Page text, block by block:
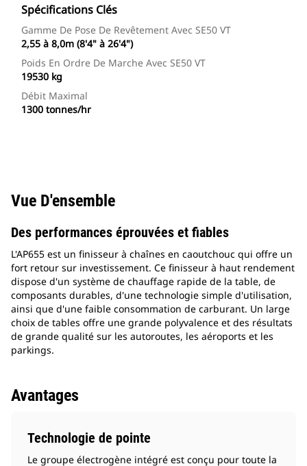
Spécifications Clés
Gamme De Pose De Revêtement Avec SE50 VT
2,55 à 8,0m (8'4" à 26'4")
Poids En Ordre De Marche Avec SE50 VT
19530 kg
Débit Maximal
1300 tonnes/hr
Vue D'ensemble
Des performances éprouvées et fiables
L'AP655 est un finisseur à chaînes en caoutchouc qui offre un
fort retour sur investissement. Ce finisseur à haut rendement
dispose d'un système de chauffage rapide de la table, de
composants durables, d'une technologie simple d'utilisation,
ainsi que d'une faible consommation de carburant. Un large
choix de tables offre une grande polyvalence et des résultats
de grande qualité sur les autoroutes, les aéroports et les
parkings.
Avantages
Technologie de pointe
Le groupe électrogène intégré est conçu pour toute la